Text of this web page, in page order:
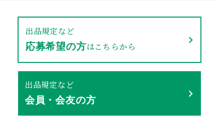
出品規定など
応募希望の方はこちらから
出品規定など
会員・会友の方